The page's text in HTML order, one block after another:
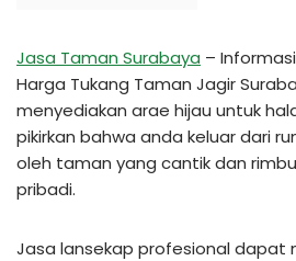
Jasa Taman Surabaya –
Harga Tukang Taman Jagir
menyediakan arae hijau untuk
pikirkan bahwa anda keluar dari
oleh taman yang cantik dan
pribadi.
Jasa lansekap profesional dapat